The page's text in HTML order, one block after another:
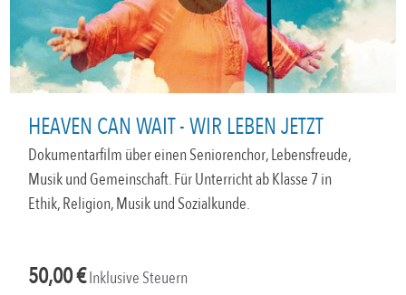
HEAVEN CAN WAIT - WIR LEBEN JETZT
Dokumentarfilm über einen Seniorenchor, Lebensfreude,
Musik und Gemeinschaft. Für Unterricht ab Klasse 7 in
Ethik, Religion, Musik und Sozialkunde.
50,00€Inklusive Steuern